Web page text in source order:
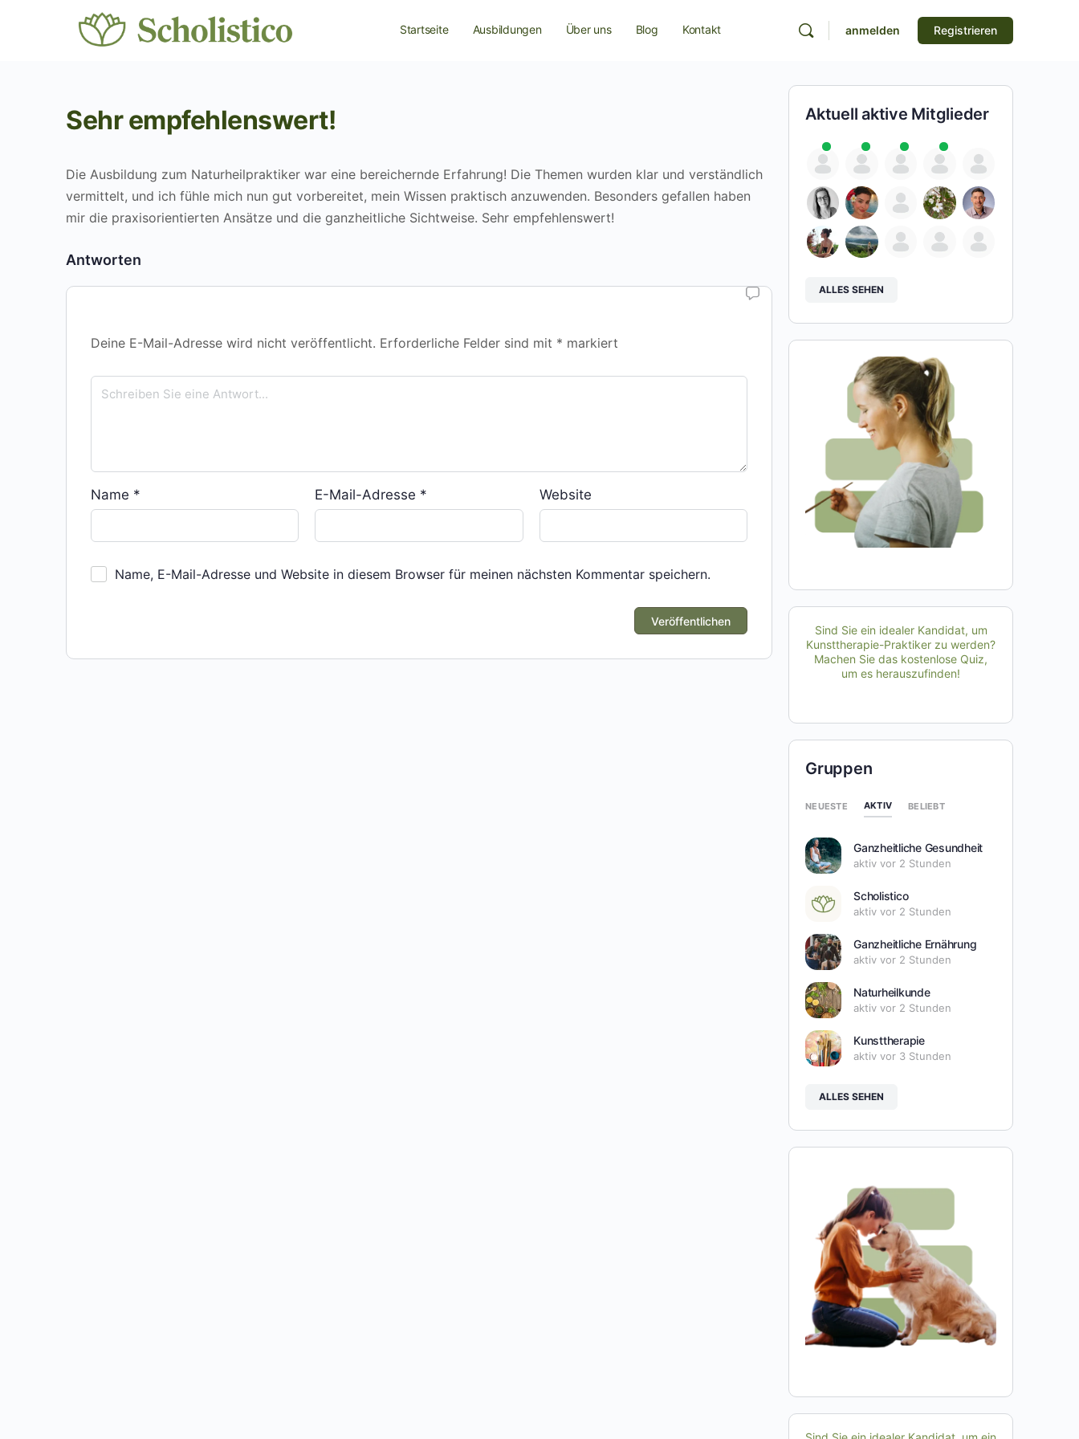
Startseite Ausbildungen Über uns Blog Kontakt anmelden Registrieren
Sehr empfehlenswert!
Die Ausbildung zum Naturheilpraktiker war eine bereichernde Erfahrung! Die Themen wurden klar und verständlich
vermittelt, und ich fühle mich nun gut vorbereitet, mein Wissen praktisch anzuwenden. Besonders gefallen haben
mir die praxisorientierten Ansätze und die ganzheitliche Sichtweise. Sehr empfehlenswert!
Antworten
Deine E-Mail-Adresse wird nicht veröffentlicht. Erforderliche Felder sind mit * markiert
Name * E-Mail-Adresse * Website
Name, E-Mail-Adresse und Website in diesem Browser für meinen nächsten Kommentar speichern.
Aktuell aktive Mitglieder
ALLES SEHEN
Sind Sie ein idealer Kandidat, um
Kunsttherapie-Praktiker zu werden?
Machen Sie das kostenlose Quiz,
um es herauszufinden!
Gruppen
NEUESTE AKTIV BELIEBT
Ganzheitliche Gesundheit
aktiv vor 2 Stunden
Scholistico
aktiv vor 2 Stunden
Ganzheitliche Ernährung
aktiv vor 2 Stunden
Naturheilkunde
aktiv vor 2 Stunden
Kunsttherapie
aktiv vor 3 Stunden
ALLES SEHEN